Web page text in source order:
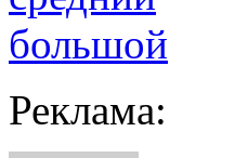
большой
Реклама: